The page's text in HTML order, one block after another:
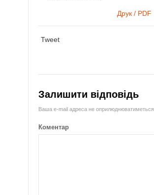
Друк / PDF
Tweet
Залишити відповідь
Ваша e-mail адреса не оприлюднюватиметься.
Коментар